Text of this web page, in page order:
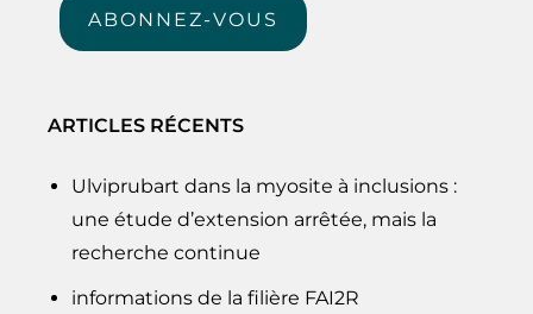
ABONNEZ-VOUS
ARTICLES RÉCENTS
Ulviprubart dans la myosite à inclusions :
une étude d’extension arrêtée, mais la
recherche continue
informations de la filière FAI2R